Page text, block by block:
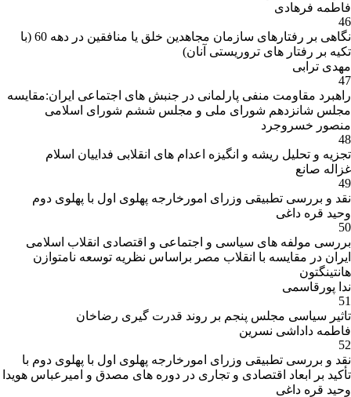
فاطمه فرهادی
46
نگاهی بر رفتارهای سازمان مجاهدین خلق یا منافقین در دهه 60 (با
تکیه بر رفتار های تروریستی آنان)
مهدی ترابی
47
راهبرد مقاومت منفی پارلمانی در جنبش های اجتماعی ایران:مقایسه
مجلس شانزدهم شورای ملی و مجلس ششم شورای اسلامی
منصور خسروجرد
48
تجزیه و تحلیل ریشه و انگیزه اعدام های انقلابی فداییان اسلام
غزاله صانع
49
نقد و بررسی تطبیقی وزرای امورخارجه پهلوی اول با پهلوی دوم
وحید قره داغی
50
بررسی مولفه های سیاسی و اجتماعی و اقتصادی انقلاب اسلامی
ایران در مقایسه با انقلاب مصر براساس نظریه توسعه نامتوازن
هانتینگتون
ندا پورقاسمی
51
تاثیر سیاسی مجلس پنجم بر روند قدرت گیری رضاخان
فاطمه داداشی نسرین
52
نقد و بررسی تطبیقی وزرای امورخارجه پهلوی اول با پهلوی دوم با
تأکید بر ابعاد اقتصادی و تجاری در دوره های مصدق و امیرعباس هویدا
وحید قره داغی